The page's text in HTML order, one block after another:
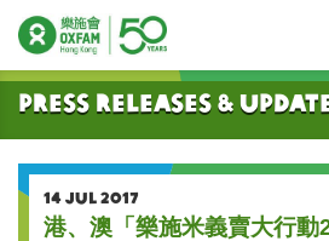
Start main content
Press Releases &
14 JUL 2017
港、澳「樂施米義賣大行動